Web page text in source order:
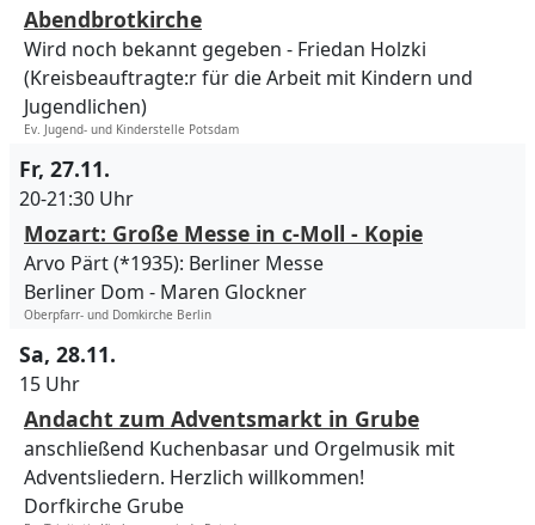
Abendbrotkirche
Wird noch bekannt gegeben
Friedan Holzki
(Kreisbeauftragte:r für die Arbeit mit Kindern und
Jugendlichen)
Ev. Jugend- und Kinderstelle Potsdam
Fr, 27.11.
20-21:30 Uhr
Mozart: Große Messe in c-Moll - Kopie
Arvo Pärt (*1935): Berliner Messe
Berliner Dom
Maren Glockner
Oberpfarr- und Domkirche Berlin
Sa, 28.11.
15 Uhr
Andacht zum Adventsmarkt in Grube
anschließend Kuchenbasar und Orgelmusik mit
Adventsliedern. Herzlich willkommen!
Dorfkirche Grube